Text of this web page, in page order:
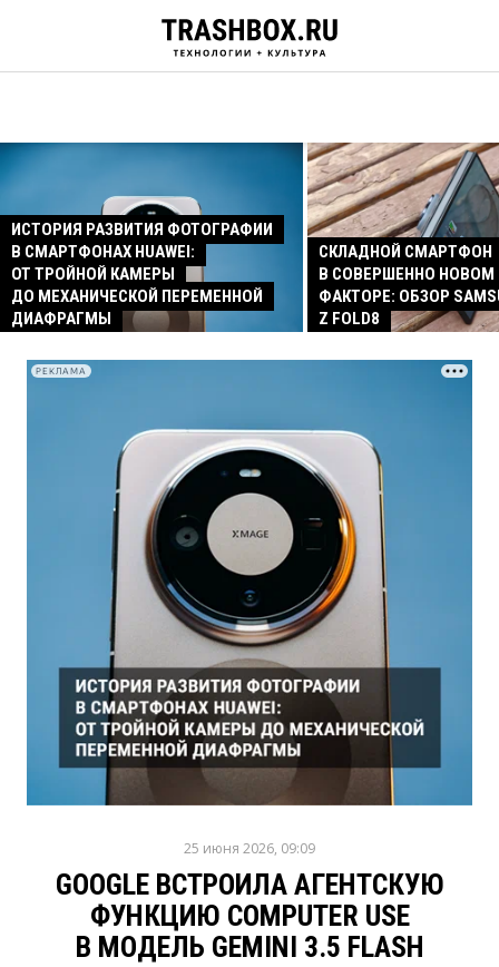
ИСТОРИЯ РАЗВИТИЯ ФОТОГРАФИИ
В СМАРТФОНАХ HUAWEI:
ОТ ТРОЙНОЙ КАМЕРЫ
ДО МЕХАНИЧЕСКОЙ ПЕРЕМЕННОЙ
ДИАФРАГМЫ
СКЛАДНОЙ СМАРТФОН
В СОВЕРШЕННО
ФАКТОРЕ: ОБЗОР
Z FOLD8
РЕКЛАМА
25 июня 2026, 09:09
GOOGLE ВСТРОИЛА АГЕНТСКУЮ
ФУНКЦИЮ COMPUTER USE
В МОДЕЛЬ GEMINI 3.5 FLASH